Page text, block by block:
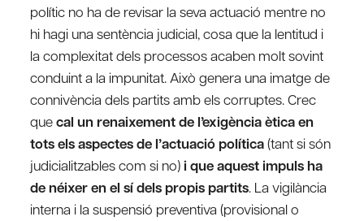
polític no ha de revisar la seva actuació mentre no
hi hagi una sentència judicial, cosa que la lentitud i
la complexitat dels processos acaben molt sovint
conduint a la impunitat. Això genera una imatge de
connivència dels partits amb els corruptes. Crec
quecal un renaixement de l’exigència ètica en
tots els aspectes de l’actuació política(tant si són
judicialitzables com si no)i que aquest impuls ha
de néixer en el sí dels propis partits. La vigilància
interna i la suspensió preventiva (provisional o